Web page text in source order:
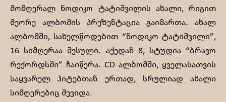
მომღერალ ნოდიკო ტატიშვილის ახალი, რიგით
მეორე ალბომის პრეზენტაცია გაიმართა. ახალ
ალბომში, სახელწოდებით “ნოდიკო ტატიშვილი”,
16 სიმღერაა შესული. აქედან 8, სტუდია “ბრავო
რექორდსში” ჩაიწერა. CD ალბომში, ყველასათვის
საყვარელ ჰიტებთან ერთად, სრულიად ახალი
სიმღერებიც შევიდა.